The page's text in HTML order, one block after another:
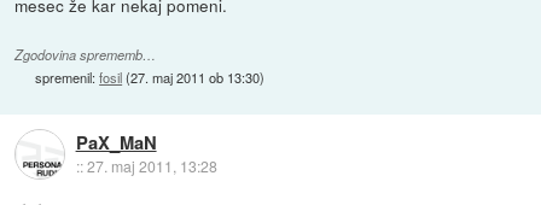
Zgodovina sprememb…
spremenil:fosil(27. maj 2011 ob 13:30)
PaX_MaN
::27. maj 2011, 13:28